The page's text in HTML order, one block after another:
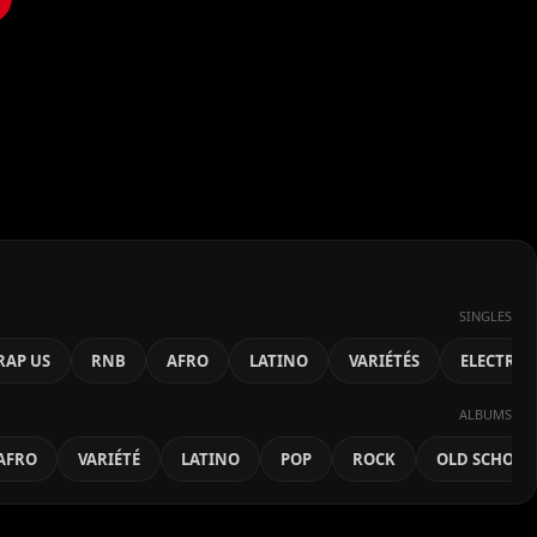
SINGLES
US RNB AFRO LATINO VARIÉTÉS ELECTRO
ALBUMS
VARIÉTÉ LATINO POP ROCK OLD SCHOOL